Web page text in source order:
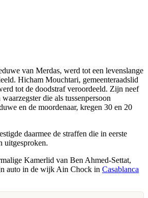
van Merdas, werd tot een levenslange
Hicham Mouchtari, gemeenteraadslid
tot de doodstraf veroordeeld. Zijn neef
die als tussenpersoon
en de moordenaar, kregen 30 en 20
daarmee de straffen die in eerste
uitgesproken.
Kamerlid van Ben Ahmed-Settat,
auto in de wijk Ain Chock in Casablanca